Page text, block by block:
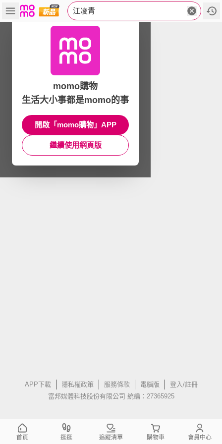
江凌青
APP下載 隱私權政策 服務條款 電腦版
登入/註冊
富邦媒體科技股份有限公司 統編：27365925
momo購物
生活大小事都是momo的事
開啟「momo購物」APP
繼續使用網頁版
首頁 逛逛 追蹤清單 購物車 會員中心